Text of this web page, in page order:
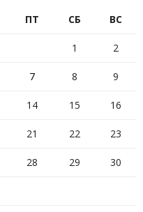
ПТ СБ ВС
1 2
7 8 9
14 15 16
21 22 23
28 29 30